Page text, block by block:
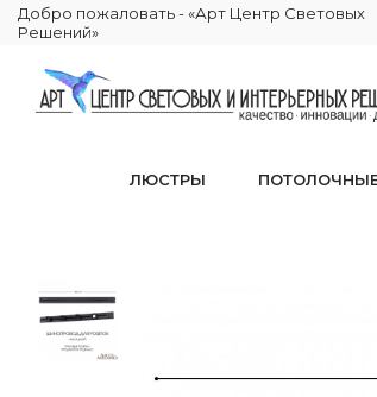
Добро пожаловать - «Арт Центр Световых
Решений»
ЛЮСТРЫ